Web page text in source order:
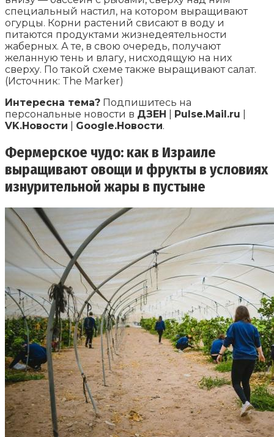
специальный настил, на котором выращивают
огурцы. Корни растений свисают в воду и
питаются продуктами жизнедеятельности
жаберных. А те, в свою очередь, получают
желанную тень и влагу, нисходящую на них
сверху. По такой схеме также выращивают салат.
(Источник: The Marker)
Интересна тема? Подпишитесь на
персональные новости в ДЗЕН Pulse.Mail.ru
VK.Новости
Google.Новости.
Фермерское чудо: как в Израиле
выращивают овощи и фрукты в условиях
изнурительной жары в пустыне